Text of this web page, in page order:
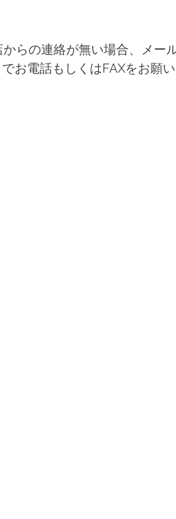
らの連絡が無い場合、メー
お電話もしくはFAXをお願い